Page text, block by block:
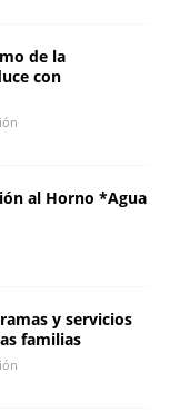
de la
con
al Horno *Agua
y servicios
familias